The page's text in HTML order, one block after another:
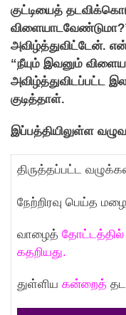
குட்டியைத்
அவிழ்த்துவிட்டேன்.
“நீயும் இவனும்
அவிழ்த்துவிடப்பட்ட
குடித்தாள்.
இப்பத்தியிலுள்ள
திருத்தப்பட்ட
நேற்றிரவு பெய்த
வாழைத்
கதறியது.
துள்ளிய கன்றைத்